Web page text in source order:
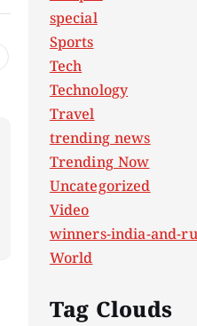
special
Sports
Tech
Technology
Travel
trending news
Trending Now
Uncategorized
Video
winners-india-and-
World
Tag Clouds